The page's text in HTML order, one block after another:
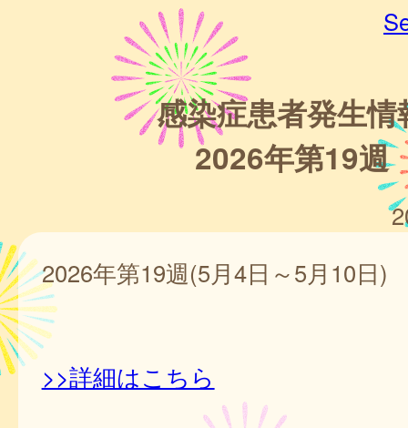
感染症患者発生情
2026年第19週
2026年第19週(5月4日～5月10日)
>>詳細はこちら